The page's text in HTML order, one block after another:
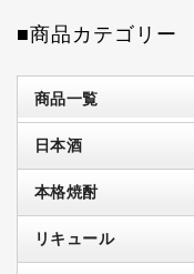
■商品カテゴリー
商品一覧
日本酒
本格焼酎
リキュール